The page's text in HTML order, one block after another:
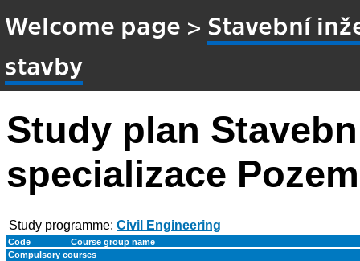
Welcome page > Stavební
stavby
Study plan
specializace
Study programme: Civil Engineering
Code
Course group name
Compulsory courses